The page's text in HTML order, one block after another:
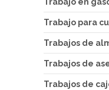
Trabajo en
Trabajo para
Trabajos de
Trabajos de
Trabajos de